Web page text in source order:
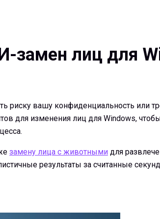
замен лиц для
риску вашу конфиденциальность или
для изменения лиц для Windows,
замену лица с животными для
результаты за считанные